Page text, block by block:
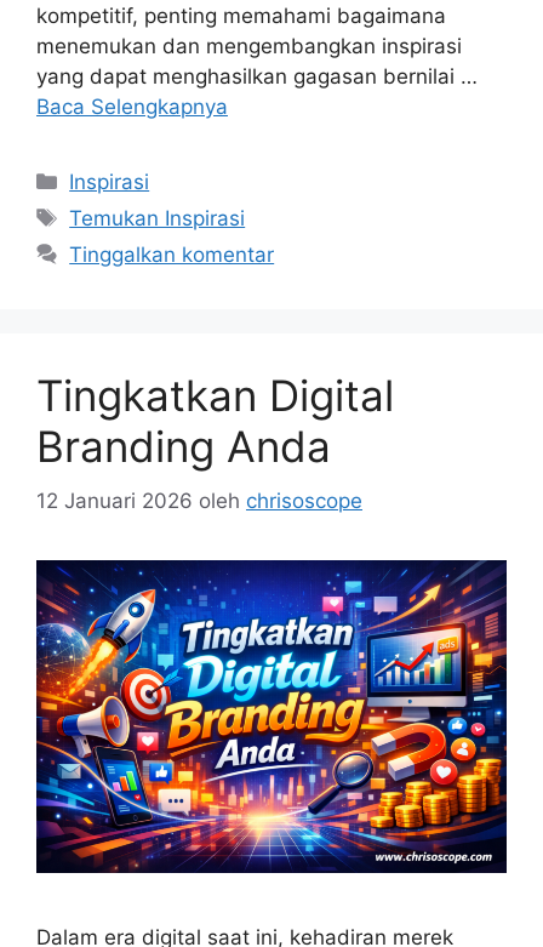
kompetitif, penting memahami bagaimana
menemukan dan mengembangkan inspirasi
yang dapat menghasilkan gagasan bernilai …
Baca Selengkapnya
Kategori
Inspirasi
Tag
Temukan Inspirasi
Tinggalkan komentar
Tingkatkan Digital
Branding Anda
12 Januari 2026 oleh chrisoscope
Dalam era digital saat ini, kehadiran merek